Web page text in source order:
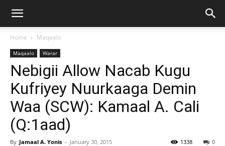
Home Maqaalo
Maqaalo Warar
Nebigii Allow Nacab Kugu
Kufriyey Nuurkaaga Demin
Waa (SCW): Kamaal A. Cali
(Q:1aad)
By Jamaal A. Yonis - January 30, 2015 0
1338